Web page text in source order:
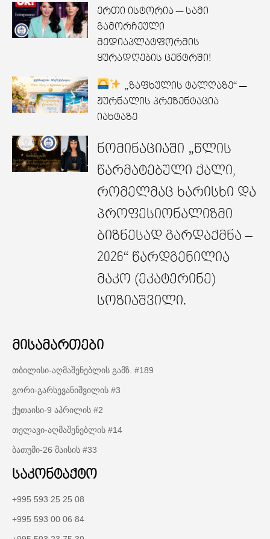
ერთი ისტორია — სამი
გამორჩეული
მედიაპლატფორმის
ყურადღების ცენტრში!
„ზაფხულის ტალღაზე“ —
ჟურნალის პრეზენტაცია
იახტაზე
ნომინაციაში „წლის
წარმატებული ქალი,
რომელმაც ხარისხი და
პროფესიონალიზმი
ბიზნესად გარდაქმნა –
2026“ წარდგენილია
მაკო (ეკატერინე)
სოზიაშვილი.
მისამართები
თბილისი-აღმაშენებლის გამზ. #189
გორი-გარსევანიშვილის #3
ქუთაისი-9 აპრილის #2
თელავი-აღმაშენებლის #14
ბათუმი-26 მაისის #33
საკონტაქტო
+995 593 25 25 08
+995 593 00 06 84